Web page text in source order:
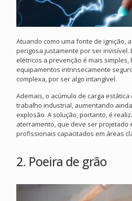
Atuando como uma fonte de ignição,
perigosa justamente por ser invisível.
elétricos a prevenção é mais
equipamentos intrinsecamente
complexa, por ser algo intangível.
Ademais, o acúmulo de carga
trabalho industrial, aumentando
explosão. A solução, portanto, é
aterramento, que deve ser projetado
profissionais capacitados em áreas
2. Poeira de grão